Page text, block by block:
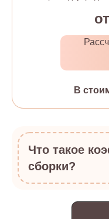
В
Что такое
сборки?